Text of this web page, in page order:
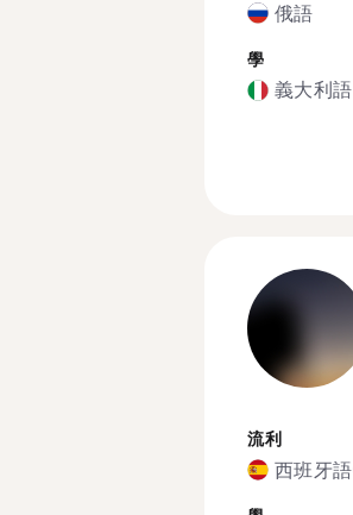
俄語
學
義大利語
流利
西班牙語